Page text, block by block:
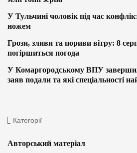
У Тульчині чоловік під час
ножем
Грози, зливи та пориви вітру: 8
погіршиться погода
У Комаргородському ВПУ
заяв подали та які спеціальності
Категорії
Авторський матеріал